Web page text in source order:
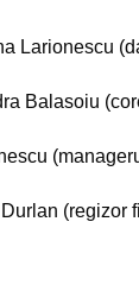
Larionescu
Balasoiu
(regizor